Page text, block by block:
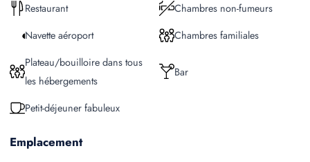
Restaurant
Chambres non-fumeurs
Navette aéroport
Chambres familiales
Plateau/bouilloire dans tous
les hébergements
Bar
Petit-déjeuner fabuleux
Emplacement